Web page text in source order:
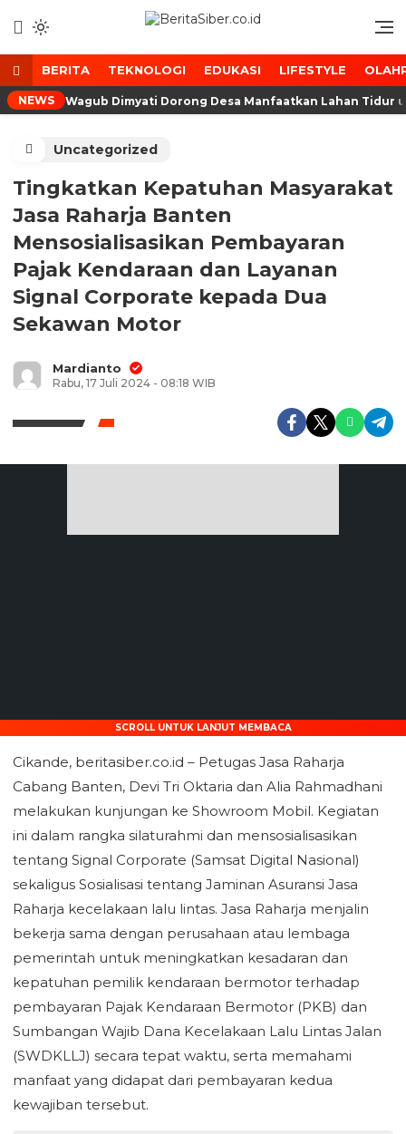
konten
BERITA TEKNOLOGI EDUKASI LIFESTYLE
NEWS Wagub Dimyati Dorong Desa Manfaatkan Lahan
Uncategorized
Tingkatkan Kepatuhan Masyarakat
Jasa Raharja Banten
Mensosialisasikan Pembayaran
Pajak Kendaraan dan Layanan
Signal Corporate kepada Dua
Sekawan Motor
Mardianto
Rabu, 17 Juli 2024 - 08:18 WIB
SCROLL UNTUK LANJUT MEMBACA
Cikande, beritasiber.co.id – Petugas Jasa Raharja
Cabang Banten, Devi Tri Oktaria dan Alia Rahmadhani
melakukan kunjungan ke Showroom Mobil. Kegiatan
ini dalam rangka silaturahmi dan mensosialisasikan
tentang Signal Corporate (Samsat Digital Nasional)
sekaligus Sosialisasi tentang Jaminan Asuransi Jasa
Raharja kecelakaan lalu lintas. Jasa Raharja menjalin
bekerja sama dengan perusahaan atau lembaga
pemerintah untuk meningkatkan kesadaran dan
kepatuhan pemilik kendaraan bermotor terhadap
pembayaran Pajak Kendaraan Bermotor (PKB) dan
Sumbangan Wajib Dana Kecelakaan Lalu Lintas Jalan
(SWDKLLJ) secara tepat waktu, serta memahami
manfaat yang didapat dari pembayaran kedua
kewajiban tersebut.